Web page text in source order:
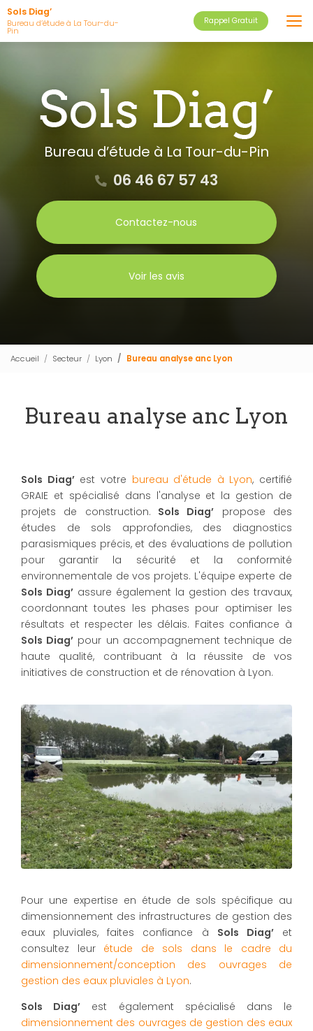
Aller
au
contenu
Sols Diag’
Bureau d’étude à La Tour-du-
Pin
Rappel Gratuit
Bureau d’étude à La Tour-du-Pin
06 46 67 57 43
Contactez-nous
Voir les avis
Accueil Secteur Lyon Bureau analyse anc Lyon
Bureau analyse anc Lyon
Sols Diag’est votre bureau d'étude à Lyon, certifié
GRAIE et spécialisé dans l'analyse et la gestion de
projets de construction. Sols Diag’ propose des
études de sols approfondies, des diagnostics
parasismiques précis, et des évaluations de pollution
pour garantir la sécurité et la conformité
environnementale de vos projets. L'équipe experte de
Sols Diag’ assure également la gestion des travaux,
coordonnant toutes les phases pour optimiser les
résultats et respecter les délais. Faites confiance à
Sols Diag’ pour un accompagnement technique de
haute qualité, contribuant à la réussite de vos
initiatives de construction et de rénovation à Lyon.
Pour une expertise en étude de sols spécifique au
dimensionnement des infrastructures de gestion des
eaux pluviales, faites confiance à Sols Diag’et
consultez leur étude de sols dans le cadre du
dimensionnement/conception des ouvrages de
gestion des eaux pluviales à Lyon.
Sols Diag’ est également spécialisé dans le
dimensionnement des ouvrages de gestion des eaux